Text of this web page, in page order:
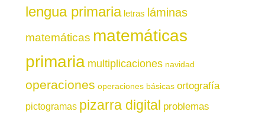
lengua primaria letras láminas
matemáticas matemáticas
primaria multiplicaciones navidad
operaciones operaciones básicas ortografía
pictogramas pizarra digital problemas